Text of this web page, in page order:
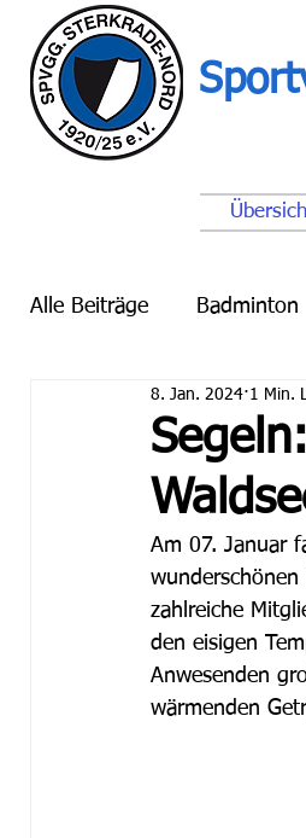
Alle Beiträge Badminton
Breitensport Schach
8. Jan. 2024 1 Min.
Am 07. Januar
zahlreiche
den eisigen
Anwesenden
wärmenden